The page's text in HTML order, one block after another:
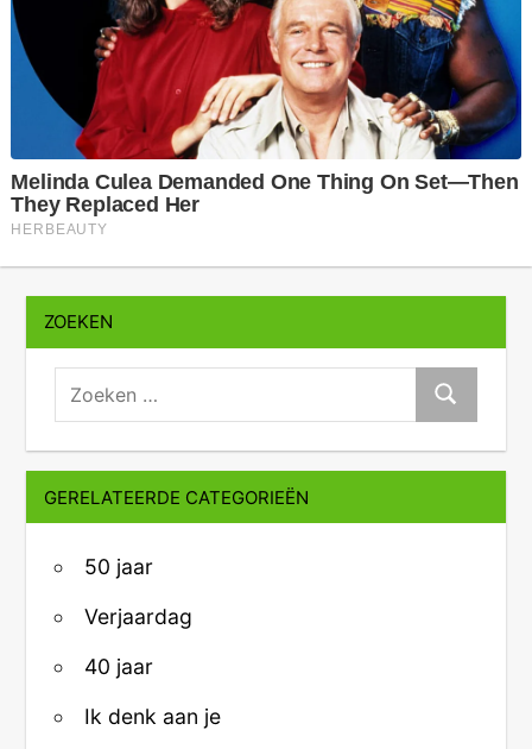
ZOEKEN
zoeken:
Zoeken
GERELATEERDE CATEGORIEËN
50 jaar
Verjaardag
40 jaar
Ik denk aan je